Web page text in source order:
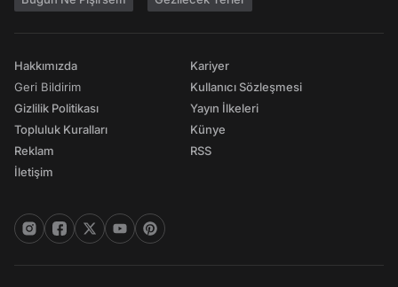
Hakkımızda
Geri Bildirim
Gizlilik Politikası
Topluluk Kuralları
Reklam
İletişim
Kariyer
Kullanıcı Sözleşmesi
Yayın İlkeleri
Künye
RSS